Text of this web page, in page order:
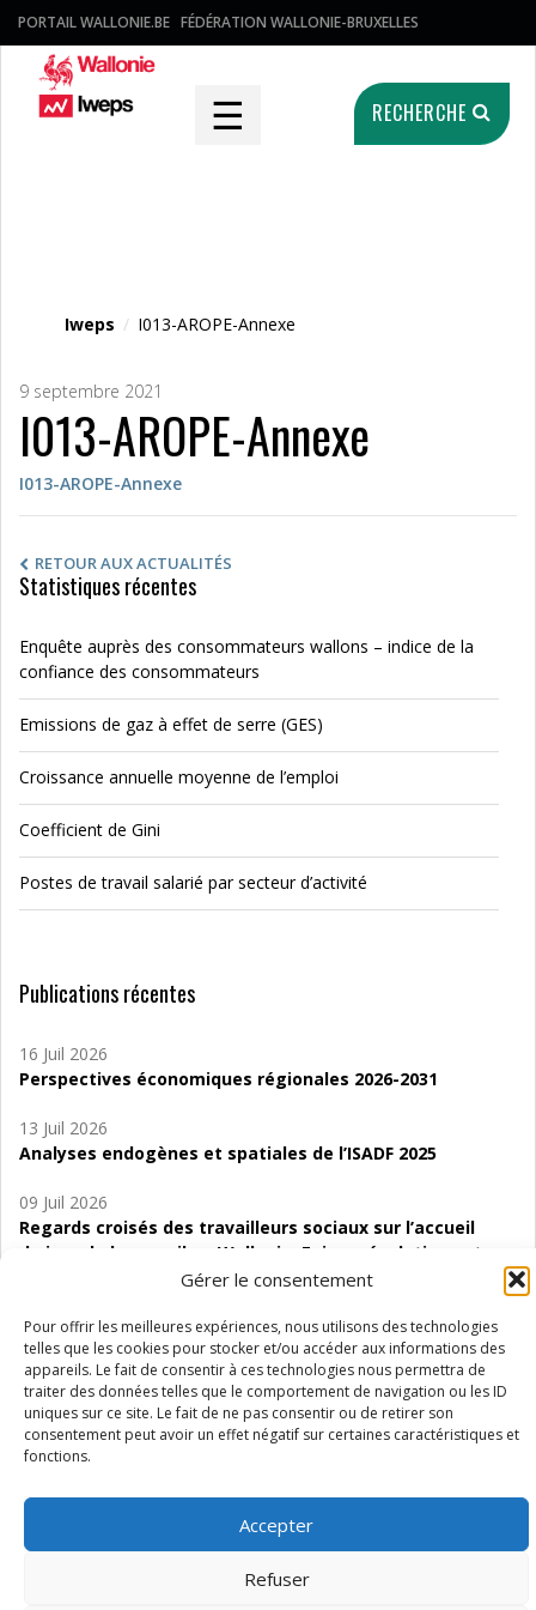
Gérer le consentement
Pour offrir les meilleures expériences, nous utilisons des technologies
telles que les cookies pour stocker et/ou accéder aux informations des
appareils. Le fait de consentir à ces technologies nous permettra de
traiter des données telles que le comportement de navigation ou les ID
uniques sur ce site. Le fait de ne pas consentir ou de retirer son
consentement peut avoir un effet négatif sur certaines caractéristiques et
fonctions.
Accepter
Refuser
PORTAIL WALLONIE.BE FÉDÉRATION WALLONIE-BRUXELLES
☰ RECHERCHE
Iweps / I013-AROPE-Annexe
9 septembre 2021
I013-AROPE-Annexe
I013-AROPE-Annexe
RETOUR AUX ACTUALITÉS
Statistiques récentes
Enquête auprès des consommateurs wallons – indice de la
confiance des consommateurs
Emissions de gaz à effet de serre (GES)
Croissance annuelle moyenne de l’emploi
Coefficient de Gini
Postes de travail salarié par secteur d’activité
Publications récentes
16 Juil 2026
Perspectives économiques régionales 2026-2031
13 Juil 2026
Analyses endogènes et spatiales de l’ISADF 2025
09 Juil 2026
Regards croisés des travailleurs sociaux sur l’accueil
de jour de bas seuil en Wallonie. Enjeux, évolutions et
06 Juil 2026
Étude d’évaluabilité des Structures
d’accompagnement à l’autocréation d’emploi (SAACE)
01 Juil 2026
Pénurie du personnel infirmier :quels indicateurs
Wallonie ?